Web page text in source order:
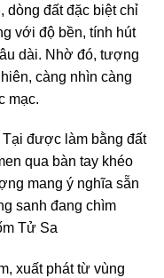
, dòng đất đặc biệt chỉ
với độ bền, tính hút
dài. Nhờ đó, tượng
càng nhìn càng
mạc.
được làm bằng đất
qua bàn tay khéo
mang ý nghĩa sẵn
sanh đang chìm
Tử Sa
xuất phát từ vùng